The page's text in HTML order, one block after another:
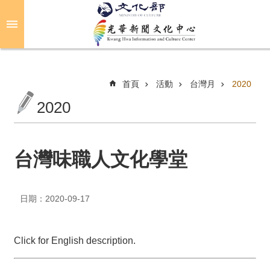
關
華
光
首頁 活動 台灣月 2020
2020
台灣味職人文化學堂
日期：2020-09-17
Click for English description.